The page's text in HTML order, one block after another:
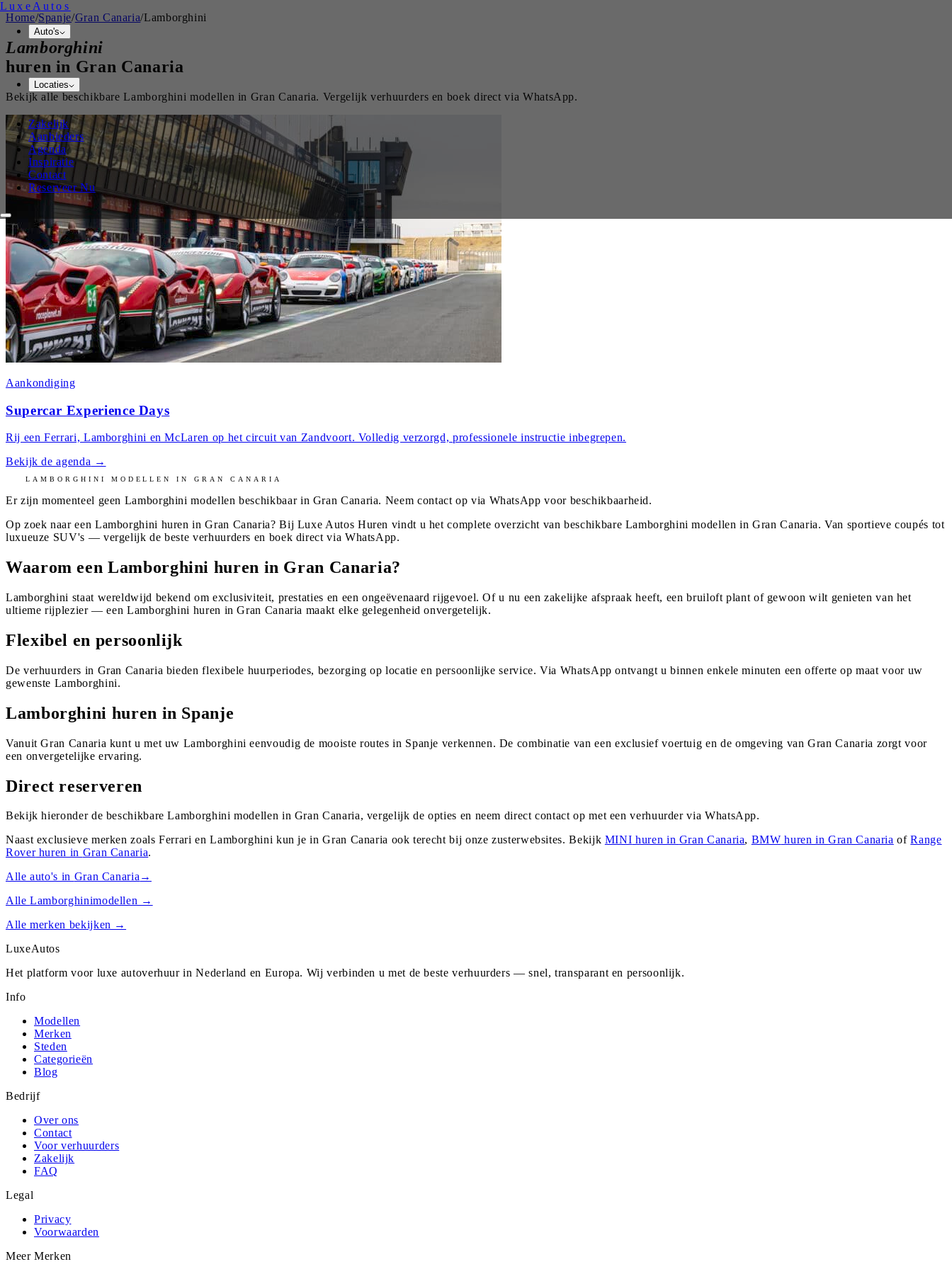
Luxe Autos
Auto's
Locaties
Zakelijk
Aanbieders
Agenda
Inspiratie
Contact
Reserveer Nu
Home/Spanje/Gran Canaria/Lamborghini
Lamborghini
huren in Gran Canaria
Bekijk alle beschikbareLamborghini modellen in Gran Canaria. Vergelijk verhuurders en boek direct via WhatsApp.
Aankondiging
Supercar Experience Days
Rij een Ferrari, Lamborghini en McLaren op het circuit van Zandvoort. Volledig verzorgd, professionele instructie inbegrepen.
Bekijk de agenda →
LAMBORGHINI MODELLEN INGRAN CANARIA
Er zijn momenteel geen Lamborghini modellen beschikbaar in Gran Canaria. Neem contact op via WhatsApp voor beschikbaarheid.
Op zoek naar een Lamborghini huren in Gran Canaria? Bij Luxe Autos Huren vindt u het complete overzicht van beschikbare Lamborghini modellen in Gran Canaria. Van sportieve coupés tot
luxueuze SUV's — vergelijk de beste verhuurders en boek direct via WhatsApp.
Waarom een Lamborghini huren in Gran Canaria?
Lamborghini staat wereldwijd bekend om exclusiviteit, prestaties en een ongeëvenaard rijgevoel. Of u nu een zakelijke afspraak heeft, een bruiloft plant of gewoon wilt genieten van het
ultieme rijplezier — een Lamborghini huren in Gran Canaria maakt elke gelegenheid onvergetelijk.
Flexibel en persoonlijk
De verhuurders in Gran Canaria bieden flexibele huurperiodes, bezorging op locatie en persoonlijke service. Via WhatsApp ontvangt u binnen enkele minuten een offerte op maat voor uw
gewenste Lamborghini.
Lamborghini huren in Spanje
Vanuit Gran Canaria kunt u met uw Lamborghini eenvoudig de mooiste routes in Spanje verkennen. De combinatie van een exclusief voertuig en de omgeving van Gran Canaria zorgt voor
een onvergetelijke ervaring.
Direct reserveren
Bekijk hieronder de beschikbare Lamborghini modellen in Gran Canaria, vergelijk de opties en neem direct contact op met een verhuurder via WhatsApp.
Naast exclusieve merken zoals Ferrari en Lamborghini kun je in Gran Canaria ook terecht bij onze zusterwebsites. Bekijk MINI huren in Gran Canaria, BMW huren inGran Canaria ofRange
Roverhuren in Gran Canaria.
Alle auto's in Gran Canaria→
AlleLamborghinimodellen →
Alle merken bekijken →
LuxeAutos
Het platform voor luxe autoverhuur in Nederland en Europa. Wij verbinden u met de beste verhuurders — snel, transparant en persoonlijk.
Info
Modellen
Merken
Steden
Categorieën
Blog
Bedrijf
Over ons
Contact
Voor verhuurders
Zakelijk
FAQ
Legal
Privacy
Voorwaarden
Meer Merken